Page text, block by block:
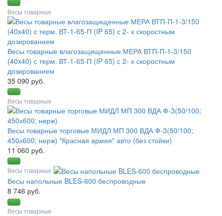
Весы товарные
Весы товарные влагозащищенные МЕРА ВТП-П-1-3/150
(40x40) с терм. ВТ-1-65-П (IP 65) с 2- х скоростным
дозированием
35 090 руб.
Весы товарные
Весы товарные торговые МИДЛ МП 300 ВДА Ф-3(50/100;
450х600; нерж) "Красная армия" авто (без стойки)
11 060 руб.
Весы товарные
Весы напольные BLES-600 беспроводные
8 746 руб.
Весы товарные